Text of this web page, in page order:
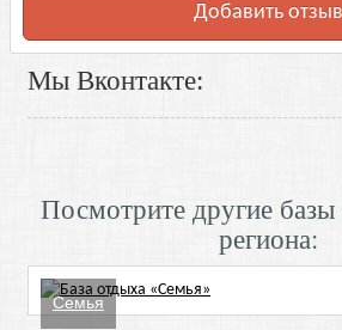
Добавить отзыв
Мы Вконтакте:
Посмотрите другие базы
региона:
Семья